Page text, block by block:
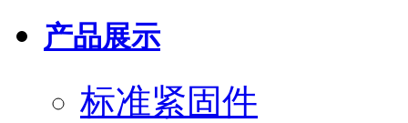
产品展示
标准紧固件